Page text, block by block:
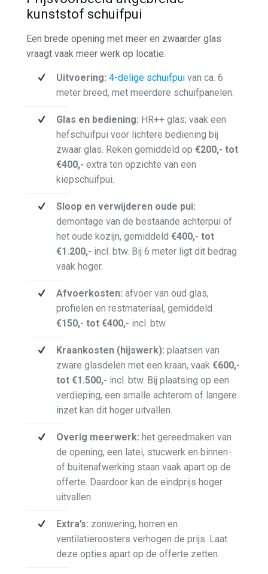
kunststof schuifpui
Een brede opening met meer en zwaarder glas
vraagt vaak meer werk op locatie.
Uitvoering: 4-delige schuifpui van ca. 6
meter breed, met meerdere schuifpanelen.
Glas en bediening: HR++ glas; vaak een
hefschuifpui voor lichtere bediening bij
zwaar glas. Reken gemiddeld op€200,- tot
€400,- extra ten opzichte van een
kiepschuifpui.
Sloop en verwijderen oude pui:
demontage van de bestaande achterpui of
het oude kozijn, gemiddeld€400,- tot
€1.200,- incl. btw. Bij 6 meter ligt dit bedrag
vaak hoger.
Afvoerkosten: afvoer van oud glas,
profielen en restmateriaal, gemiddeld
€150,- tot €400,- incl. btw.
Kraankosten (hijswerk): plaatsen van
zware glasdelen met een kraan, vaak€600,-
tot €1.500,- incl. btw. Bij plaatsing op een
verdieping, een smalle achterom of langere
inzet kan dit hoger uitvallen.
Overig meerwerk: het gereedmaken van
de opening, een latei, stucwerk en binnen-
of buitenafwerking staan vaak apart op de
offerte. Daardoor kan de eindprijs hoger
uitvallen.
Extra’s: zonwering, horren en
ventilatieroosters verhogen de prijs. Laat
deze opties apart op de offerte zetten.